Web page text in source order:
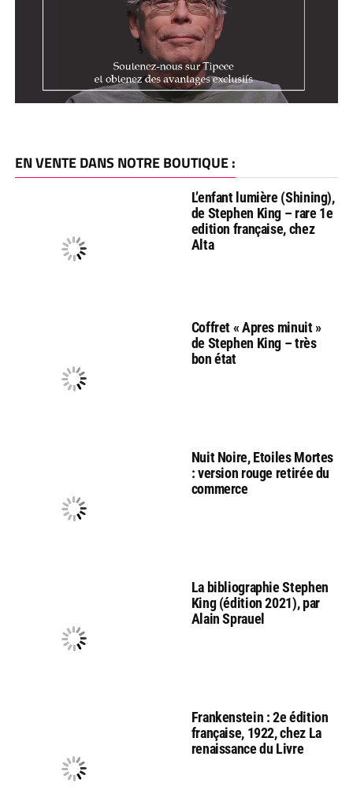
EN VENTE DANS NOTRE BOUTIQUE :
L’enfant lumière (Shining),
de Stephen King – rare 1e
edition française, chez
Alta
Coffret « Apres minuit »
de Stephen King – très
bon état
Nuit Noire, Etoiles Mortes
: version rouge retirée du
commerce
La bibliographie Stephen
King (édition 2021), par
Alain Sprauel
Frankenstein : 2e édition
française, 1922, chez La
renaissance du Livre